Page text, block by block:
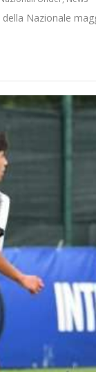
della Nazionale